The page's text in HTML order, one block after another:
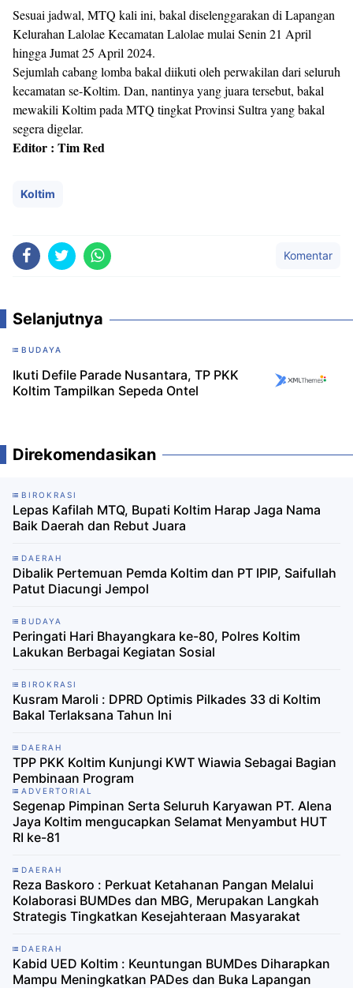
Sesuai jadwal, MTQ kali ini, bakal diselenggarakan di Lapangan
Kelurahan Lalolae Kecamatan Lalolae mulai Senin 21 April
hingga Jumat 25 April 2024.
Sejumlah cabang lomba bakal diikuti oleh perwakilan dari seluruh
kecamatan se-Koltim. Dan, nantinya yang juara tersebut, bakal
mewakili Koltim pada MTQ tingkat Provinsi Sultra yang bakal
segera digelar.
Editor : Tim Red
Koltim
Komentar
Selanjutnya
BUDAYA
Ikuti Defile Parade Nusantara, TP PKK
Koltim Tampilkan Sepeda Ontel
Direkomendasikan
BIROKRASI
Lepas Kafilah MTQ, Bupati Koltim Harap Jaga Nama
Baik Daerah dan Rebut Juara
DAERAH
Dibalik Pertemuan Pemda Koltim dan PT IPIP, Saifullah
Patut Diacungi Jempol
BUDAYA
Peringati Hari Bhayangkara ke-80, Polres Koltim
Lakukan Berbagai Kegiatan Sosial
BIROKRASI
Kusram Maroli : DPRD Optimis Pilkades 33 di Koltim
Bakal Terlaksana Tahun Ini
DAERAH
TPP PKK Koltim Kunjungi KWT Wiawia Sebagai Bagian
Pembinaan Program
ADVERTORIAL
Segenap Pimpinan Serta Seluruh Karyawan PT. Alena
Jaya Koltim mengucapkan Selamat Menyambut HUT
RI ke-81
DAERAH
Reza Baskoro : Perkuat Ketahanan Pangan Melalui
Kolaborasi BUMDes dan MBG, Merupakan Langkah
Strategis Tingkatkan Kesejahteraan Masyarakat
DAERAH
Kabid UED Koltim : Keuntungan BUMDes Diharapkan
Mampu Meningkatkan PADes dan Buka Lapangan